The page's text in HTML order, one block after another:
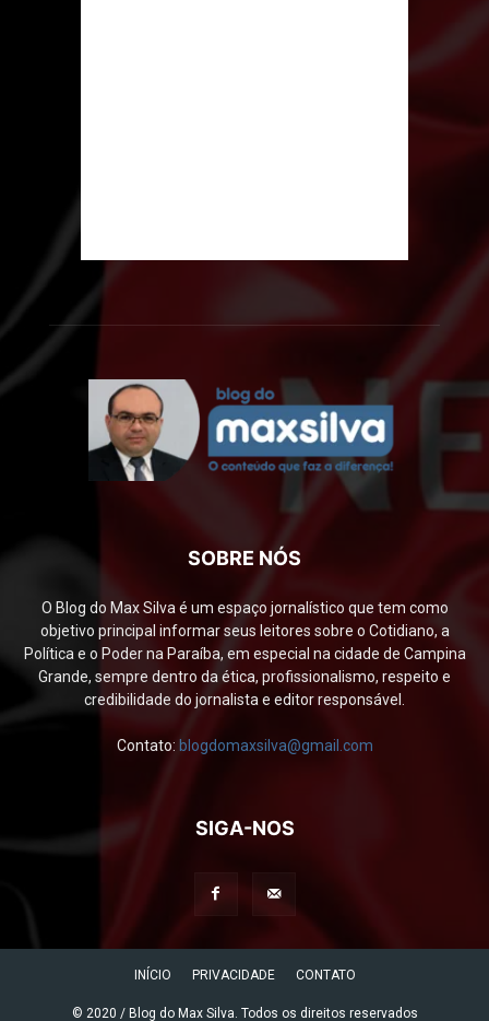
SOBRE NÓS
O Blog do Max Silva é um espaço jornalístico que tem como
objetivo principal informar seus leitores sobre o Cotidiano, a
Política e o Poder na Paraíba, em especial na cidade de Campina
Grande, sempre dentro da ética, profissionalismo, respeito e
credibilidade do jornalista e editor responsável.
Contato: blogdomaxsilva@gmail.com
SIGA-NOS
INÍCIO PRIVACIDADE CONTATO
© 2020 / Blog do Max Silva. Todos os direitos reservados